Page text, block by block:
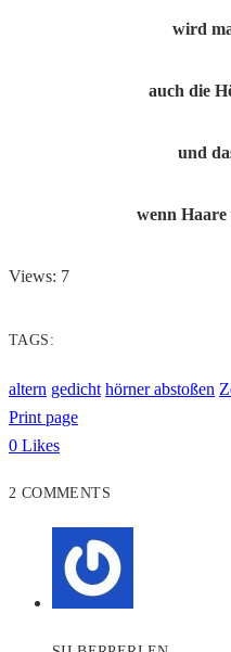
wird
auch die
und
wenn
Views: 7
TAGS:
altern gedicht hörner abstoßen
Print page
0 Likes
2 COMMENTS